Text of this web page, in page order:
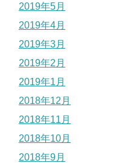
2019年5月
2019年4月
2019年3月
2019年2月
2019年1月
2018年12月
2018年11月
2018年10月
2018年9月